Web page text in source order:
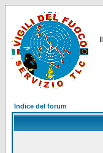
Indice del forum